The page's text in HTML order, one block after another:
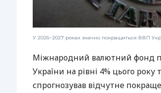
У 2026−2027 роках значно покращиться ВВП
Міжнародний валютний фонд
України на рівні 4% цього
спрогнозував відчутне